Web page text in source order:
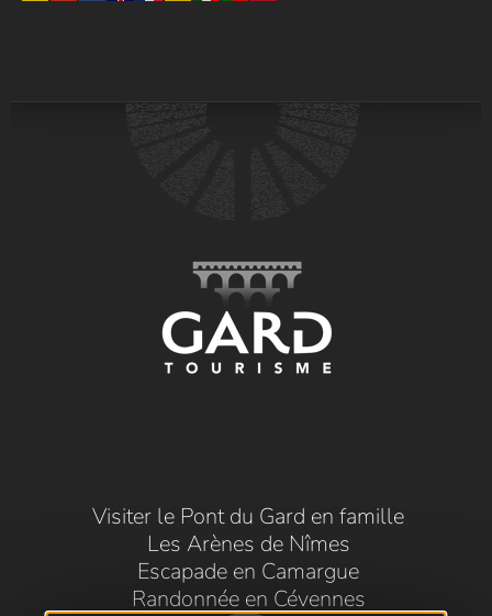
Visiter le Pont du Gard en famille
Les Arènes de Nîmes
Escapade en Camargue
Randonnée en Cévennes